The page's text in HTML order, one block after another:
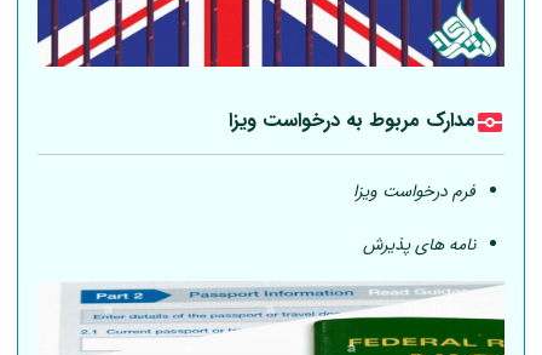
مدارک مربوط به درخواست ویزا
فرم درخواست ویزا
نامه های پذیرش